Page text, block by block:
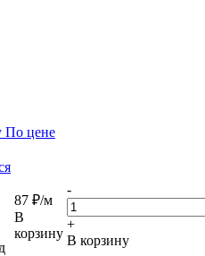
По цене
87 ₽/м
В
корзину
-
+
В корзину